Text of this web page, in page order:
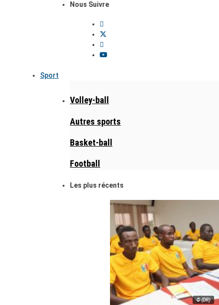
Nous Suivre
Sport
Volley-ball
Autres sports
Basket-ball
Football
Les plus récents
© (DR)